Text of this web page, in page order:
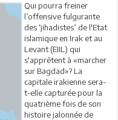
Qui pourra freiner
l’offensive fulgurante
des ‘jihadistes’ de l'Etat
islamique en Irak et au
Levant (EIIL) qui
s'apprêtent à «marcher
sur Bagdad»? La
capitale irakienne sera-
t-elle capturée pour la
quatrième fois de son
histoire jalonnée de